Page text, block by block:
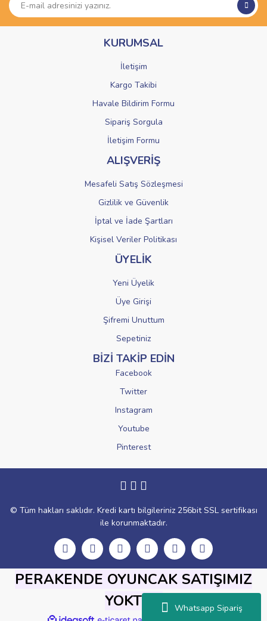
Whatsapp Sipariş
Ürün açıklamasında eksik bilgiler bulunuyor.
Ürün bilgilerinde hatalar bulunuyor.
Ürün fiyatı diğer sitelerden daha pahalı.
Gönder
KURUMSAL
İletişim
Kargo Takibi
Havale Bildirim Formu
Sipariş Sorgula
İletişim Formu
ALIŞVERİŞ
Mesafeli Satış Sözleşmesi
Gizlilik ve Güvenlik
İptal ve İade Şartları
Kişisel Veriler Politikası
ÜYELİK
Yeni Üyelik
Üye Girişi
Şifremi Unuttum
Sepetiniz
BİZİ TAKİP EDİN
Facebook
Twitter
Instagram
Youtube
Pinterest
© Tüm hakları saklıdır. Kredi kartı bilgileriniz 256bit SSL sertifikası
ile korunmaktadır.
PERAKENDE OYUNCAK SATIŞIMIZ
YOKTUR